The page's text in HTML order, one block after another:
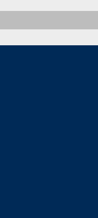
le début du
habituellement